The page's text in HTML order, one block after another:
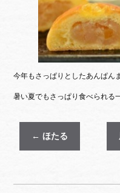
今年もさっぱりとしたあんぱん
暑い夏でもさっぱり食べられる
← ほたる